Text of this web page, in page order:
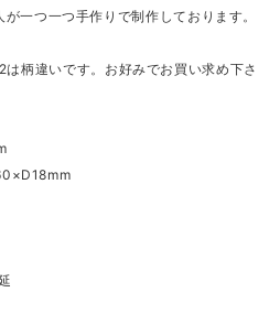
一つ一つ手作りで制作しております。
柄違いです。お好みでお買い求め下さ